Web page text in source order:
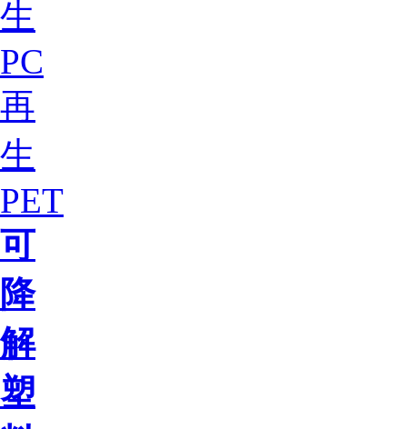
生
PC
再
生
PET
可
降
解
塑